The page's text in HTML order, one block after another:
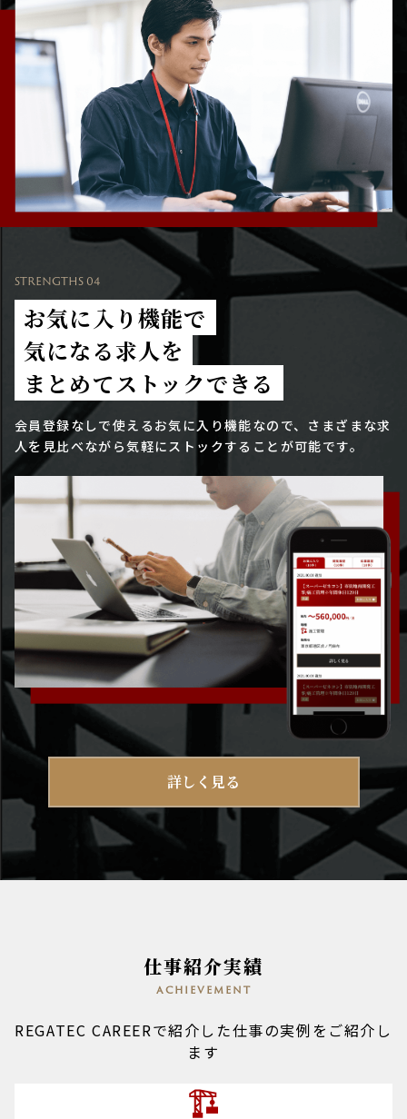
STRENGTHS 04
お気に入り機能で
気になる求人を
まとめてストックできる
会員登録なしで使えるお気に入り機能なので、さまざまな求
人を見比べながら気軽にストックすることが可能です。
詳しく見る
仕事紹介実績
achievement
REGATEC CAREERで紹介した仕事の実例をご紹介し
ます